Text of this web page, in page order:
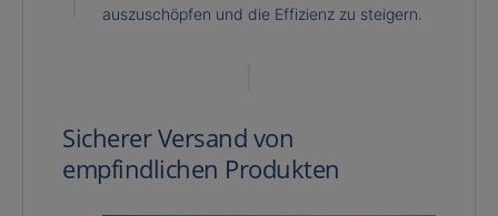
auszuschöpfen und die Effizienz zu steigern.
Sicherer Versand von
empfindlichen Produkten